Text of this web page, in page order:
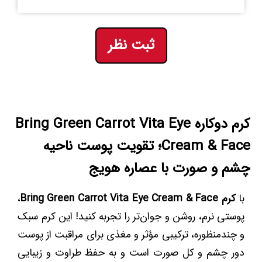
ثبت نظر
کرم دوکاره Bring Green Carrot Vita Eye
Cream & Face؛ تقویت پوست ناحیه
چشم و صورت با عصاره هویج
باکرم Bring Green Carrot Vita Eye Cream & Face
،
پوستی نرم، روشن و جوان‌تر را تجربه کنید! این کرم سبک
و چندمنظوره، ترکیبی مؤثر و مغذی برای مراقبت از پوست
دور چشم و کل صورت است و به حفظ طراوت و زیبایی